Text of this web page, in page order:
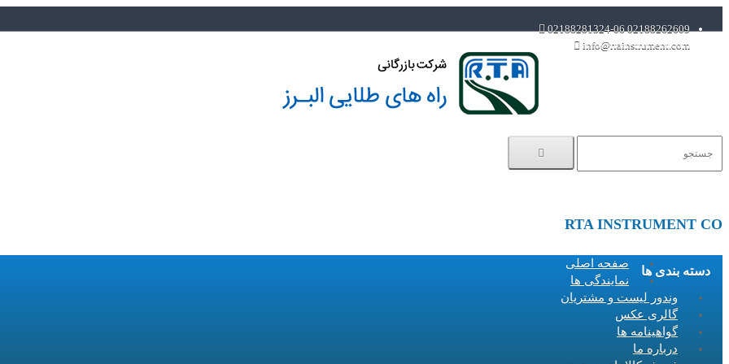
02188262609 02188281324-06
info@rtainstrument.com
RTA INSTRUMENT CO
دسته بندی ها
صفحه اصلی
نمایندگی ها
وندور لیست و مشتریان
گالری عکس
گواهینامه ها
درباره ما